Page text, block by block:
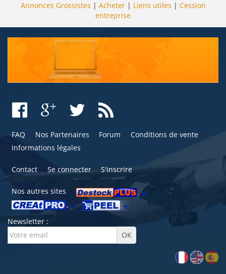
Annonces Grossistes | Acheter| Liens utiles | Cession
entreprise
FAQ Nos Partenaires Forum
Conditions de vente
Informations légales
Contact Se connecter S'inscrire
Nos autres sites
Newsletter :